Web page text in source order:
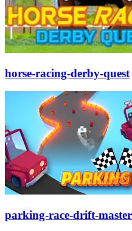
horse-racing-derby-quest
parking-race-drift-master